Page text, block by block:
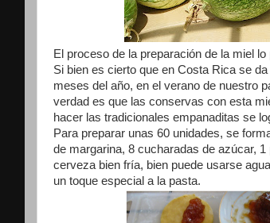
El proceso de la preparación de la miel
Si bien es cierto que en Costa Rica se
meses del año, en el verano de nuestro
verdad es que las conservas con esta
hacer las tradicionales empanaditas se
Para preparar unas 60 unidades, se
de margarina, 8 cucharadas de azúcar,
cerveza bien fría, bien puede usarse
un toque especial a la pasta.